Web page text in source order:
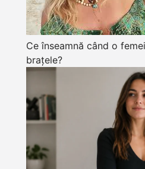
Ce înseamnă când o
brațele?